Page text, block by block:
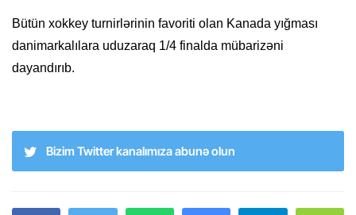
Bütün xokkey turnirlərinin favoriti olan Kanada yığması
danimarkalılara uduzaraq 1/4 finalda mübarizəni
dayandırıb.
Bizim Twitter kanalımıza abunə olun